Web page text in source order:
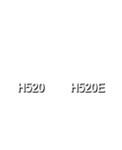
H520 H520E